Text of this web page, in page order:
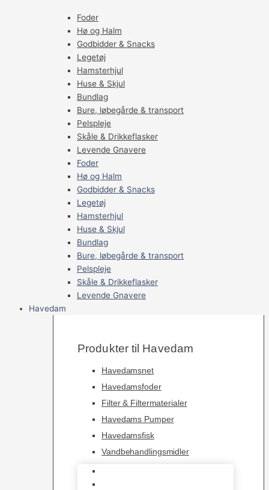
Foder
Hø og Halm
Godbidder & Snacks
Legetøj
Hamsterhjul
Huse & Skjul
Bundlag
Bure, løbegårde & transport
Pelspleje
Skåle & Drikkeflasker
Levende Gnavere
Foder
Hø og Halm
Godbidder & Snacks
Legetøj
Hamsterhjul
Huse & Skjul
Bundlag
Bure, løbegårde & transport
Pelspleje
Skåle & Drikkeflasker
Levende Gnavere
Havedam
Produkter til Havedam
Havedamsnet
Havedamsfoder
Filter & Filtermaterialer
Havedams Pumper
Havedamsfisk
Vandbehandlingsmidler